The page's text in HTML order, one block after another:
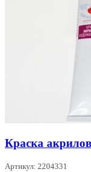
Краска
Артикул: 2204331